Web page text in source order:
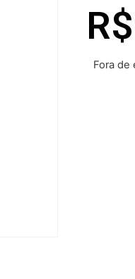
R$
Fora de